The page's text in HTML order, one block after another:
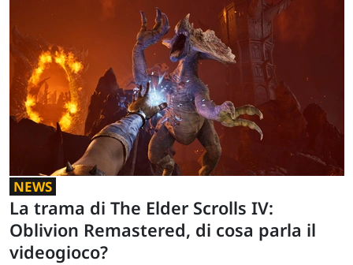
NEWS
La trama di The Elder Scrolls IV:
Oblivion Remastered, di cosa parla il
videogioco?